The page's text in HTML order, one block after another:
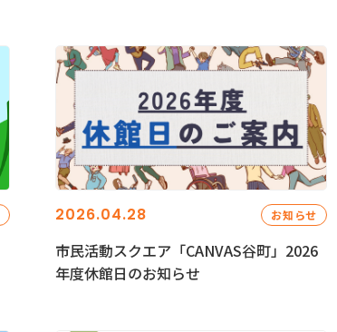
2026.04.28 お知らせ
市民活動スクエア「CANVAS谷町」2026
年度休館日のお知らせ